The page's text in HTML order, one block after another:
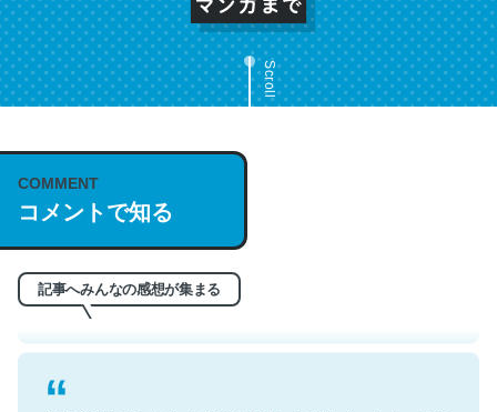
Scroll
COMMENT
コメントで知る
記事へみんなの感想が集まる
これは名文。彼はとてもクレバーなんだろうなと凄く思
う。英語少しでも読める人は原文もお勧め。自分はこの流
れ好き。Let’s Fucking Go. Then Covid hit. Shit.
─今のこの状況が信じられるかい？ by ラーズ・ヌートバー